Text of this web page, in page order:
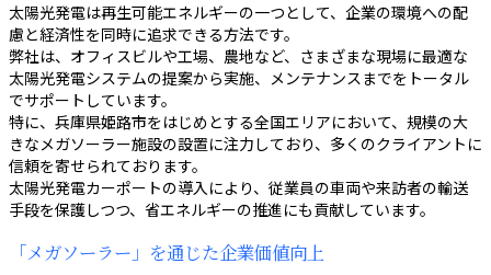
太陽光発電は再生可能エネルギーの一つとして、企業の環境への配
慮と経済性を同時に追求できる方法です。
弊社は、オフィスビルや工場、農地など、さまざまな現場に最適な
太陽光発電システムの提案から実施、メンテナンスまでをトータル
でサポートしています。
特に、兵庫県姫路市をはじめとする全国エリアにおいて、規模の大
きなメガソーラー施設の設置に注力しており、多くのクライアントに
信頼を寄せられております。
太陽光発電カーポートの導入により、従業員の車両や来訪者の輸送
手段を保護しつつ、省エネルギーの推進にも貢献しています。
「メガソーラー」を通じた企業価値向上